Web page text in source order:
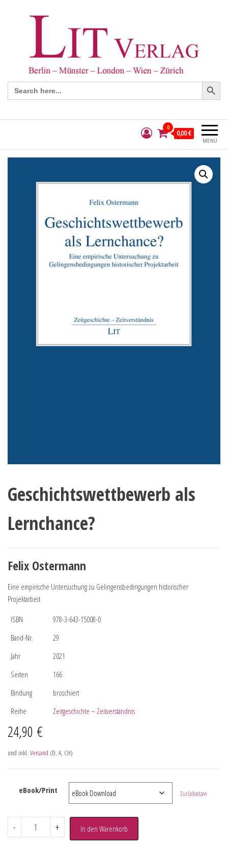
Search
for:
Search Button
MENÜ
0
0,00 €
Geschichtswettbewerb als
Lernchance?
Felix Ostermann
Eine empirische Untersuchung zu Gelingensbedingungen historischer
Projektarbeit
ISBN
978-3-643-15008-0
Band-Nr.
29
Jahr
2021
Seiten
166
Bindung
broschiert
Reihe
Zeitgeschichte – Zeitverständnis
24,90 €
und inkl. Versand (D, A, CH)
eBook/Print Zurücksetzen
- + In den Warenkorb